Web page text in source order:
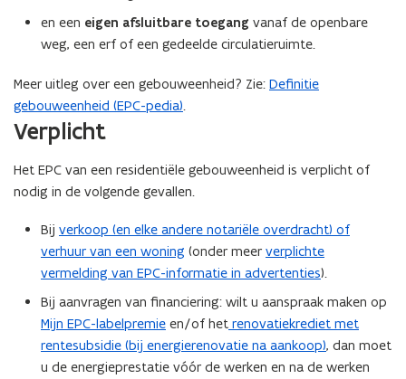
en een eigen afsluitbare toegang vanaf de openbare
weg, een erf of een gedeelde circulatieruimte.
Meer uitleg over een gebouweenheid? Zie: Definitie
gebouweenheid (EPC-pedia).
Verplicht
Het EPC van een residentiële gebouweenheid is verplicht of
nodig in de volgende gevallen.
Bij verkoop (en elke andere notariële overdracht) of
verhuur van een woning (onder meer verplichte
vermelding van EPC-informatie in advertenties).
Bij aanvragen van financiering: wilt u aanspraak maken op
Mijn EPC-labelpremie en/of het renovatiekrediet met
rentesubsidie (bij energierenovatie na aankoop), dan moet
u de energieprestatie vóór de werken en na de werken